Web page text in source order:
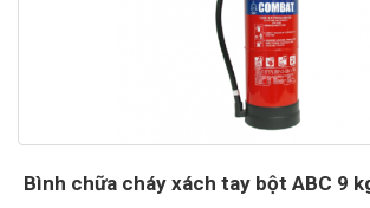
Bình chữa cháy xách tay bột ABC 9